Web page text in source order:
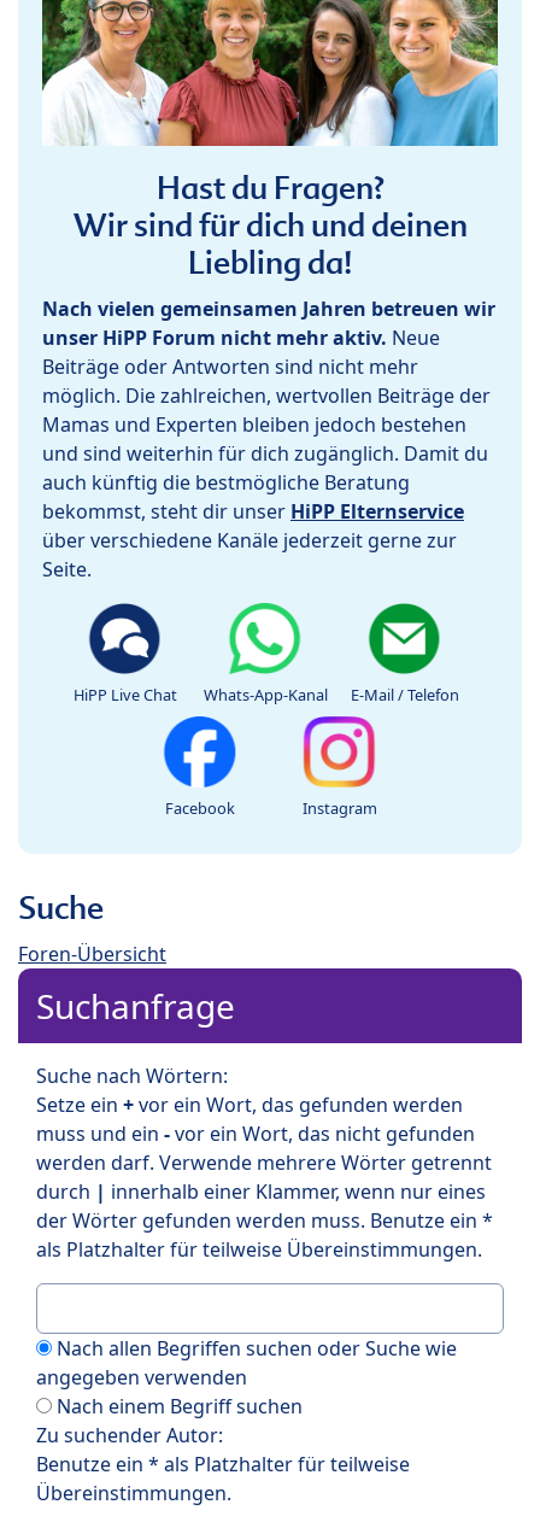
Hast du Fragen?
Wir sind für dich und deinen
Liebling da!
Nach vielen gemeinsamen Jahren betreuen wir
unser HiPP Forum nicht mehr aktiv. Neue
Beiträge oder Antworten sind nicht mehr
möglich. Die zahlreichen, wertvollen Beiträge der
Mamas und Experten bleiben jedoch bestehen
und sind weiterhin für dich zugänglich. Damit du
auch künftig die bestmögliche Beratung
bekommst, steht dir unser HiPP Elternservice
über verschiedene Kanäle jederzeit gerne zur
Seite.
HiPP Live Chat Whats-App-Kanal E-Mail / Telefon
Facebook Instagram
Suche
Foren-Übersicht
Suchanfrage
Suche nach Wörtern:
Setze ein +vor ein Wort, das gefunden werden
muss und ein -vor ein Wort, das nicht gefunden
werden darf. Verwende mehrere Wörter getrennt
durch | innerhalb einer Klammer, wenn nur eines
der Wörter gefunden werden muss. Benutze ein *
als Platzhalter für teilweise Übereinstimmungen.
Nach allen Begriffen suchen oder Suche wie
angegeben verwenden
Nach einem Begriff suchen
Zu suchender Autor:
Benutze ein * als Platzhalter für teilweise
Übereinstimmungen.